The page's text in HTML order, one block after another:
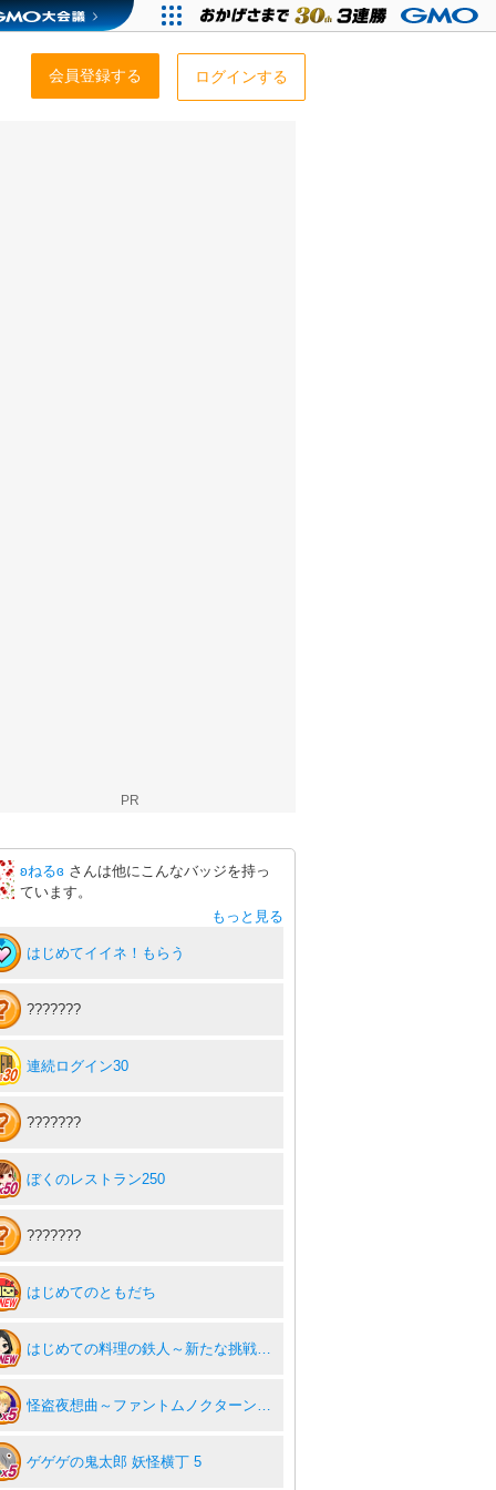
会員登録する ログインする
PR
ʚねるɞ さんは他にこんなバッジを持っ
ています。
もっと見る
はじめてイイネ！もらう
???????
連続ログイン30
???????
ぼくのレストラン250
???????
はじめてのともだち
はじめての料理の鉄人～新たな挑戦者達～ for ゲソてん
怪盗夜想曲～ファントムノクターン～5
ゲゲゲの鬼太郎 妖怪横丁 5